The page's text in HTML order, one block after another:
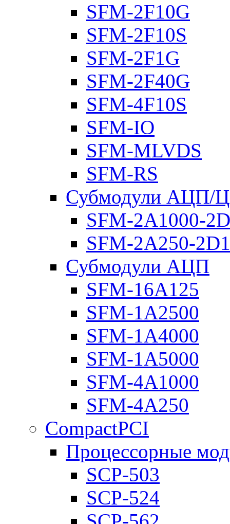
SFM-2F10G
SFM-2F10S
SFM-2F1G
SFM-2F40G
SFM-4F10S
SFM-IO
SFM-MLVDS
SFM-RS
Субмодули АЦП/
SFM-2A1000-
SFM-2A250-
Субмодули АЦП
SFM-16A125
SFM-1A2500
SFM-1A4000
SFM-1A5000
SFM-4A1000
SFM-4A250
CompactPCI
Процессорные
SCP-503
SCP-524